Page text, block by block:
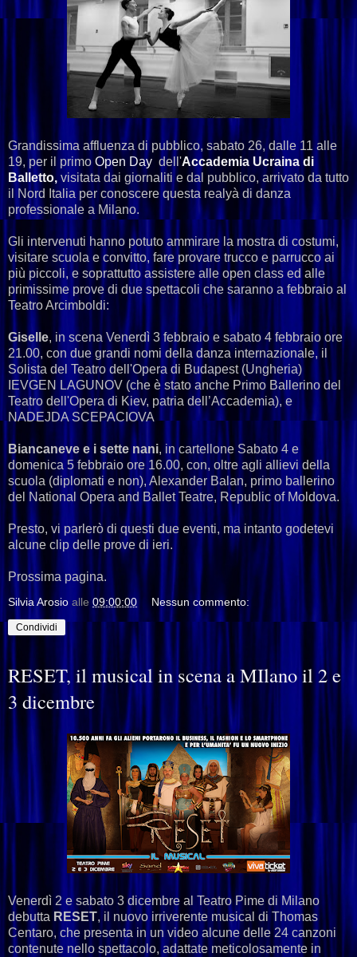
Grandissima affluenza di pubblico, sabato 26, dalle 11 alle
19, per il primo Open Day dell'Accademia Ucraina di
Balletto, visitata dai giornaliti e dal pubblico, arrivato da tutto
il Nord Italia per conoscere questa realyà di danza
professionale a Milano.
Gli intervenuti hanno potuto ammirare la mostra di costumi,
visitare scuola e convitto, fare provare trucco e parrucco ai
più piccoli, e soprattutto assistere alle open class ed alle
primissime prove di due spettacoli che saranno a febbraio al
Teatro Arcimboldi:
Giselle, in scena Venerdì 3 febbraio e sabato 4 febbraio ore
21.00, con due grandi nomi della danza internazionale, il
Solista del Teatro dell'Opera di Budapest (Ungheria)
IEVGEN LAGUNOV (che è stato anche Primo Ballerino del
Teatro dell'Opera di Kiev, patria dell’Accademia), e
NADEJDA SCEPACIOVA
Biancaneve e i sette nani, in cartellone Sabato 4 e
domenica 5 febbraio ore 16.00, con, oltre agli allievi della
scuola (diplomati e non), Alexander Balan, primo ballerino
del National Opera and Ballet Teatre, Republic of Moldova.
Presto, vi parlerò di questi due eventi, ma intanto godetevi
alcune clip delle prove di ieri.
Prossima pagina.
Silvia Arosio alle 09:00:00 Nessun commento:
Condividi
RESET, il musical in scena a MIlano il 2 e
3 dicembre
Venerdì 2 e sabato 3 dicembre al Teatro Pime di Milano
debutta RESET, il nuovo irriverente musical di Thomas
Centaro, che presenta in un video alcune delle 24 canzoni
contenute nello spettacolo, adattate meticolosamente in